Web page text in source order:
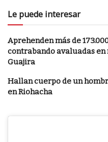
Le puede interesar
Aprehenden más de
contrabando avaluadas en
Guajira
Hallan cuerpo de un
en Riohacha